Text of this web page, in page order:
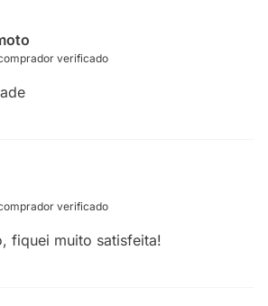
verificado
verificado
fiquei muito satisfeita!